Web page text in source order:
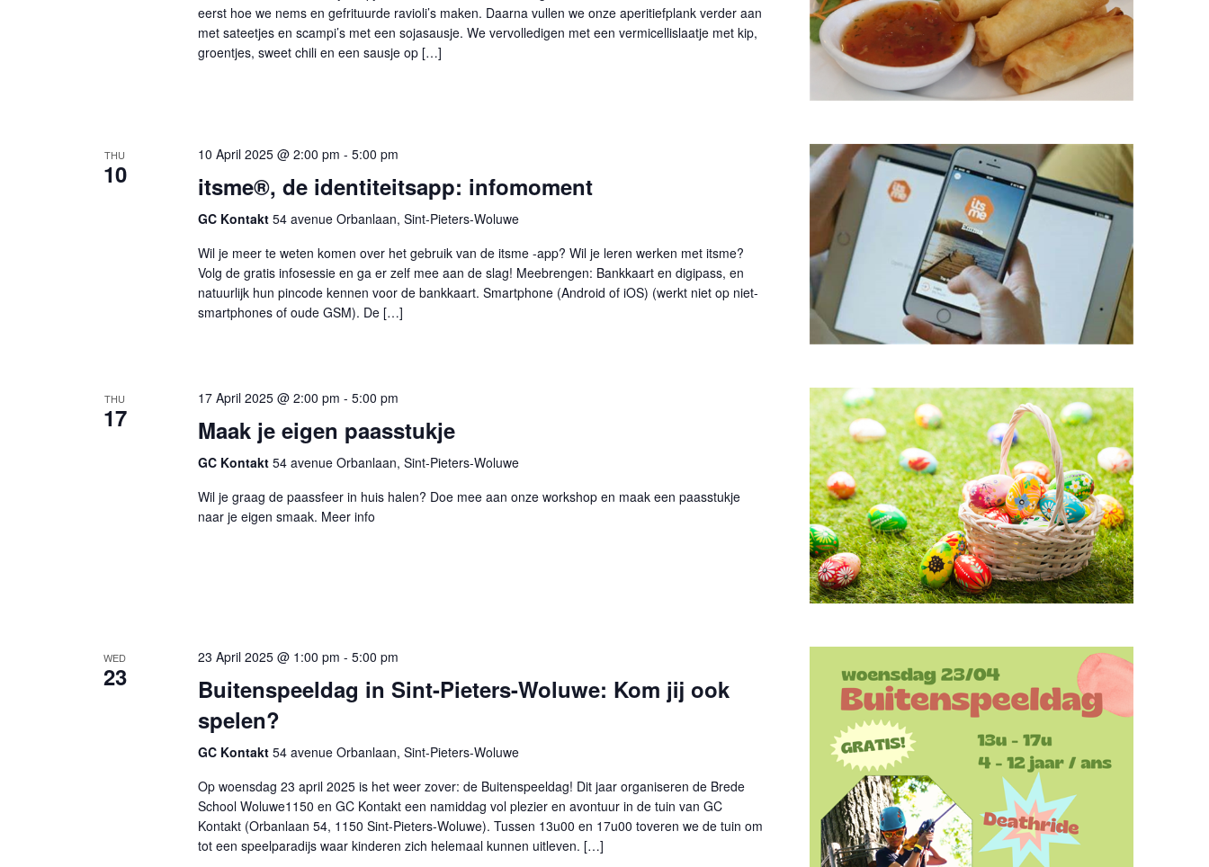
eerst hoe we nems en gefrituurde ravioli’s maken. Daarna vullen we onze aperitiefplank verder aan
met sateetjes en scampi’s met een sojasausje. We vervolledigen met een vermicellislaatje met kip,
groentjes, sweet chili en een sausje op […]
THU
10
10 April 2025 @ 2:00 pm - 5:00 pm
itsme®, de identiteitsapp: infomoment
GC Kontakt 54 avenue Orbanlaan, Sint-Pieters-Woluwe
Wil je meer te weten komen over het gebruik van de itsme -app? Wil je leren werken met itsme?
Volg de gratis infosessie en ga er zelf mee aan de slag! Meebrengen: Bankkaart en digipass, en
natuurlijk hun pincode kennen voor de bankkaart. Smartphone (Android of iOS) (werkt niet op niet-
smartphones of oude GSM). De […]
THU
17
17 April 2025 @ 2:00 pm - 5:00 pm
Maak je eigen paasstukje
GC Kontakt 54 avenue Orbanlaan, Sint-Pieters-Woluwe
Wil je graag de paassfeer in huis halen? Doe mee aan onze workshop en maak een paasstukje
naar je eigen smaak. Meer info
WED
23
23 April 2025 @ 1:00 pm - 5:00 pm
Buitenspeeldag in Sint-Pieters-Woluwe: Kom jij ook
spelen?
GC Kontakt 54 avenue Orbanlaan, Sint-Pieters-Woluwe
Op woensdag 23 april 2025 is het weer zover: de Buitenspeeldag! Dit jaar organiseren de Brede
School Woluwe1150 en GC Kontakt een namiddag vol plezier en avontuur in de tuin van GC
Kontakt (Orbanlaan 54, 1150 Sint-Pieters-Woluwe). Tussen 13u00 en 17u00 toveren we de tuin om
tot een speelparadijs waar kinderen zich helemaal kunnen uitleven. […]